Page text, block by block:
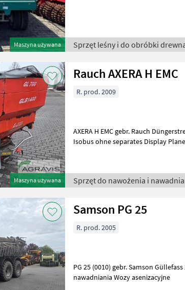
Maszyna używana Sprzęt leśny i do obróbki
Maszyna używana
Rauch AXERA H EMC
R. prod. 2009
AXERA H EMC gebr. Rauch Düngerstreuer AXERA H EMC hydr. Antrieb
Isobus ohne separates Display Plane Sprzęt do nawożenia i
Sprzęt do nawożenia i
Samson PG 25
R. prod. 2005
PG 25 (0010) gebr. Samson Güllefass 25.000 Liter
nawadniania Wozy asenizacyjne